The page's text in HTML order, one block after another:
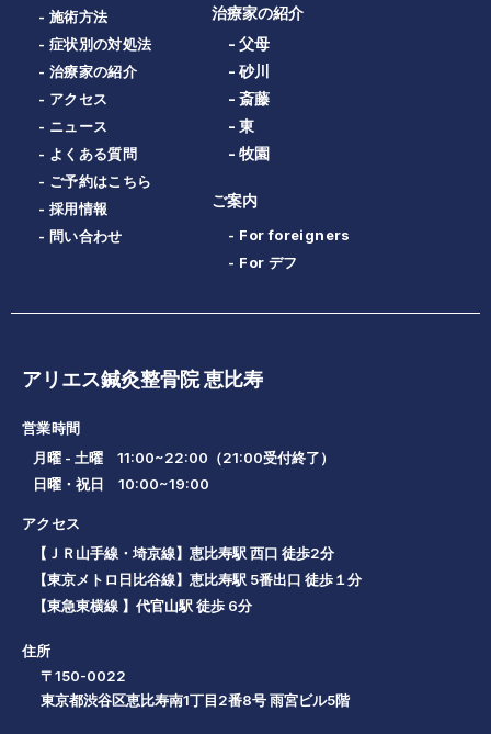
- 施術方法
- 症状別の対処法
- 治療家の紹介
- アクセス
- ニュース
- よくある質問
- ご予約はこちら
- 採用情報
- 問い合わせ
治療家の紹介
- 父母
- 砂川
- 斎藤
- 東
- 牧園
ご案内
- For foreigners
- For デフ
アリエス鍼灸整骨院 恵比寿
営業時間
月曜 - 土曜 11:00~22:00（21:00受付終了）
日曜・祝日 10:00~19:00
アクセス
【ＪＲ山手線・埼京線】恵比寿駅 西口 徒歩2分
【東京メトロ日比谷線】恵比寿駅 5番出口 徒歩１分
【東急東横線 】代官山駅 徒歩 6分
住所
〒150-0022
東京都渋谷区恵比寿南1丁目2番8号 雨宮ビル5階